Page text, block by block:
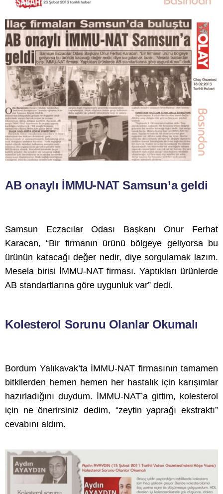
AB onaylı İMMU-NAT Samsun’a geldi
Samsun Eczacılar Odası Başkanı Onur Ferhat
Karacan, “Bir firmanın ürünü bölgeye geliyorsa bu
ürünün katacağı değer nedir, diye sorgulamak lazım.
Mesela birisi İMMU-NAT firması. Yaptıkları ürünlerde
AB standartlarına göre uygunluk var” dedi.
Kolesterol Sorunu Olanlar Okumalı
Bordum Yalıkavak’ta İMMU-NAT firmasının tamamen
bitkilerden hemen hemen her hastalık için karışımlar
hazırladığını duydum. İMMU-NAT’a gittim, kolesterol
için ne önerirsiniz dedim, “zeytin yaprağı ekstraktı”
cevabını aldım.